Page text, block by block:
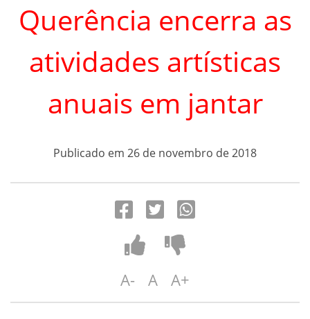
Querência encerra as
atividades artísticas
anuais em jantar
Publicado em 26 de novembro de 2018
A- A A+